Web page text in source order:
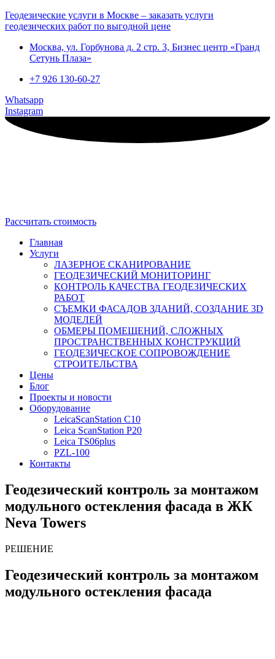
Геодезические услуги в Москве – заказать услуги
геодезических работ по выгодной цене
Москва, ул. Горбунова д. 2 стр. 3, Бизнес центр «Гранд
Сетунь Плаза»
+7 926 130-60-27
Whatsapp
Instagram
Рассчитать стоимость
Главная
Услуги
ЛАЗЕРНОЕ СКАНИРОВАНИЕ
ГЕОДЕЗИЧЕСКИЙ МОНИТОРИНГ
КОНТРОЛЬ КАЧЕСТВА ГЕОДЕЗИЧЕСКИХ
РАБОТ
СЪЕМКИ ФАСАДОВ ЗДАНИЙ, СОЗДАНИЕ 3D
МОДЕЛЕЙ
ОБМЕРЫ ПОМЕЩЕНИЙ, СЛОЖНЫХ
ПРОСТРАНСТВЕННЫХ КОНСТРУКЦИЙ
ГЕОДЕЗИЧЕСКОЕ СОПРОВОЖДЕНИЕ
СТРОИТЕЛЬСТВА
Цены
Блог
Проекты и новости
Оборудование
LeicaScanStation C10
Leica ScanStation P20
Leica TS06plus
PZL-100
Контакты
Геодезический контроль за монтажом
модульного остекления фасада в ЖК
Neva Towers
РЕШЕНИЕ
Геодезический контроль за монтажом
модульного остекления фасада